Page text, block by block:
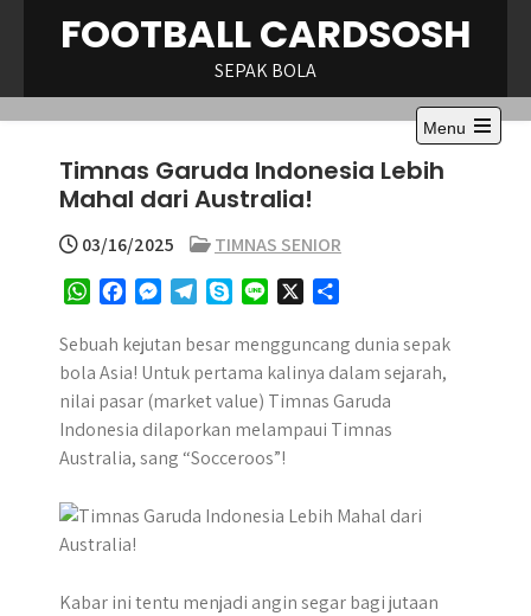
FOOTBALL CARDSOSH
SEPAK BOLA
Menu
Open
Timnas Garuda Indonesia Lebih
Mahal dari Australia!
03/16/2025
TIMNAS SENIOR
W
a
t
s
A
p
c
e
b
o
k
s
s
e
n
e
l
e
g
r
a
y
p
e
n
e
a
r
e
Sebuah kejutan besar mengguncang dunia sepak
bola Asia! Untuk pertama kalinya dalam sejarah,
nilai pasar (market value) Timnas Garuda
Indonesia dilaporkan melampaui Timnas
Australia, sang “Socceroos”!
Kabar ini tentu menjadi angin segar bagi jutaan